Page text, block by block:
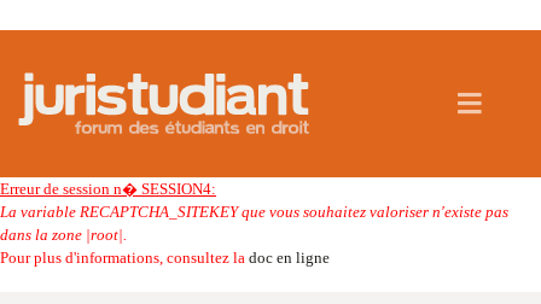
Erreur de session n� SESSION4:
La variable RECAPTCHA_SITEKEY que vous souhaitez valoriser n'existe pas
dans la zone |root|.
Pour plus d'informations, consultez la doc en ligne